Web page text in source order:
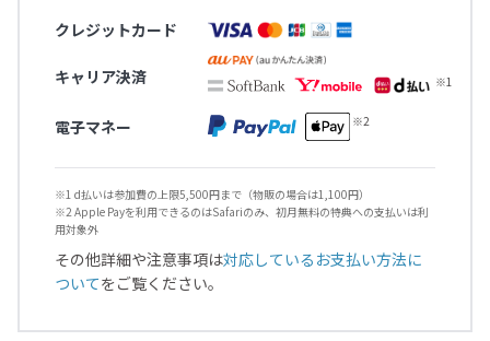
クレジットカード
キャリア決済
電子マネー
※1 d払いは参加費の上限5,500円まで（物販の場合は1,100円）
※2 Apple Payを利用できるのはSafariのみ、初月無料の特典への支払いは利
用対象外
その他詳細や注意事項は対応しているお支払い方法に
ついてをご覧ください。